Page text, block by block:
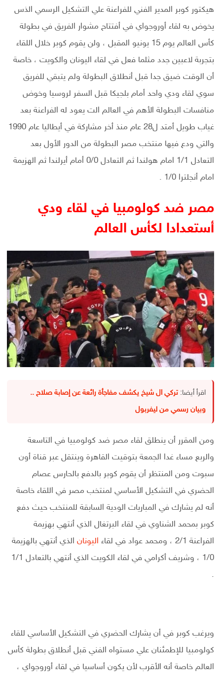
هيكتور كوبر المدير الفني للفراعنة علي التشكيل الرسمي الذس
يخوض به لقاء أوروجواي في أفتتاح مشوار الفريق في بطولة
كأس العالم يوم 15 يونيو المقبل ، ولن يقوم كوبر خلال اللقاء
بتجربة لاعبين جدد مثلما فعل في لقاء اليونان والكويت ، خاصة
أن الوقت ضيق جدا قبل أنطلاق البطولة ولم يتبقي للفريق
سوي لقاء ودي واحد أمام بلجيكا قبل السفر لروسيا وخوض
منافسات البطولة الأهم في العالم الت يعود له الفراعنة بعد
غياب طويل أمتد ل28 عام منذ أخر مشاركة في أيطاليا عام 1990
والتي ودع فيها منتخب مصر البطولة من الدور الأول بعد
التعادل 1/1 امام هولندا ثم التعادل 0/0 أمام أيرلندا ثم الهزيمة
امام أنجلترا 1/0 .
مصر ضد كولومبيا في لقاء ودي
أستعدادا لكأس العالم
اقرأ أيضا: تركي ال شيخ يكشف مفاجأة رائعة عن إصابة صلاح ..
وبيان رسمي من ليفربول
ومن المقرر أن ينطلق لقاء مصر ضد كولومبيا في التاسعة
والربع مساء غدا الجمعة بتوقيت القاهرة وينتقل عبر قناة أون
سبوت ومن المنتظر أن يقوم كوبر بالدفع بالحارس عصام
الحضري في التشكيل الأساسي لمنتخب مصر في اللقاء خاصة
أنه لم يشارك في المباريات الودية السابقة للمنتخب حيث دفع
كوبر بمحمد الشناوي في لقاء البرتغال الذي أنتهي بهزيمة
الفراعنة 2/1 ، ومحمد عواد في لقاء
اليونان الذي أنتهي بالهزيمة
1/0 ، وشريف أكرامي في لقاء الكويت الذي أنتهي بالتعادل 1/1
.
ويرغب كوبر في أن يشارك الحضري في التشكيل الأساسي للقاء
كولومبيا للإطمئنان علي مستواه الفني قبل أنطلاق بطولة كأس
العالم خاصة أنه الأقرب لأن يكون أساسيا في لقاء أوروجواي ،